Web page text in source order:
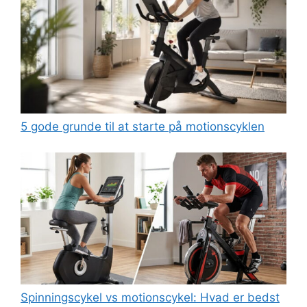
5 gode grunde til at starte på motionscyklen
Spinningscykel vs motionscykel: Hvad er bedst